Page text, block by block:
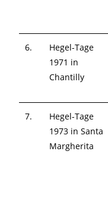
6.
Hegel-Tage
1971 in
Chantilly
7.
Hegel-Tage
1973 in Santa
Margherita